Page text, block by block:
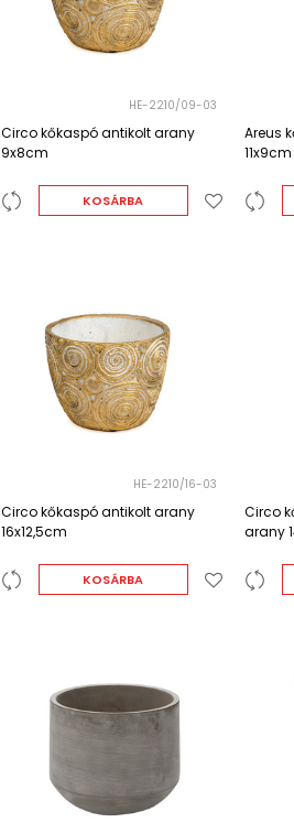
HE-2210/09-03
Circo kőkaspó antikolt arany
9x8cm
KOSÁRBA
Areus
11x9cm
HE-2210/16-03
Circo kőkaspó antikolt arany
16x12,5cm
KOSÁRBA
Circo
arany